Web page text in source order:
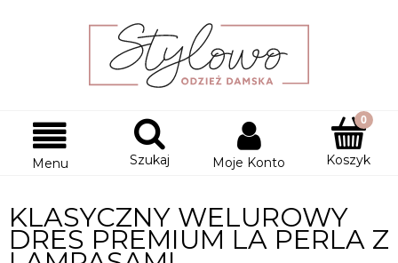
Menu Szukaj Moje Konto Koszyk
KLASYCZNY WELUROWY
DRES PREMIUM LA PERLA Z